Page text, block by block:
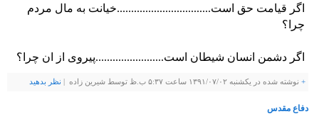
اگر قیامت حق است.................................خیانت به مال مردم
چرا؟
اگر دشمن انسان شیطان است........................پیروی از ان چرا؟
+ نوشته شده در یکشنبه ۱۳۹۱/۰۷/۰۲ ساعت ۵:۳۷ ب.ظ توسط شيرين زاده | نظر بدهيد
دفاع مقدس